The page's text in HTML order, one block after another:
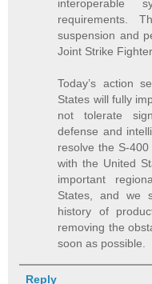
interoperable
requirements.
suspension and
Joint Strike
Today’s action
States will fully
not tolerate
defense and
resolve the S-
with the United
important
States, and we
history of
removing the
soon as possible.
Reply